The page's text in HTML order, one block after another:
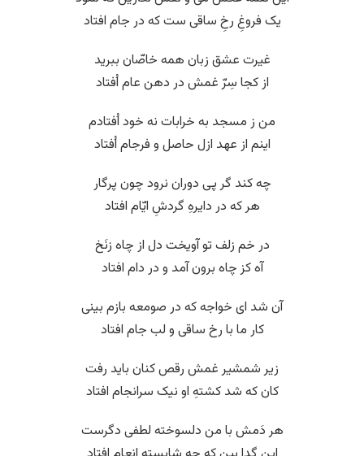
یک فروغِ رخِ ساقی ست که در جام افتاد
غیرت عشق زبان همه خاصّان ببرید
از کجا سِرّ غمش در دهن عام اُفتاد
من ز مسجد به خرابات نه خود اُفتادم
اینم از عهد ازل حاصل و فرجام اُفتاد
چه کند گر پی دوران نرود چون پرگار
هر که در دایرهِ گردشِ ایّام افتاد
در خم زلف تو آویخت دل از چاه زنَخ
آه کز چاه برون آمد و در دام افتاد
آن شد ای خواجه که در صومعه بازم بینی
کار ما با رخ ساقی و لب جام افتاد
زیر شمشیر غمش رقص کنان باید رفت
کان که شد کشتهِ او نیک سرانجام افتاد
هر دَمش با من دلسوخته لطفی دگرست